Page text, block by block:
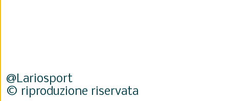
@Lariosport
© riproduzione riservata